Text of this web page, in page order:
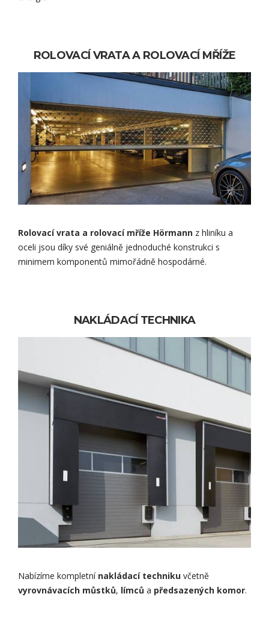
ROLOVACÍ VRATA A ROLOVACÍ MŘÍŽE
Rolovací vrata a rolovací mříže Hörmann z hliníku a
oceli jsou díky své geniálně jednoduché konstrukci s
minimem komponentů mimořádně hospodárné.
NAKLÁDACÍ TECHNIKA
Nabízíme kompletní nakládací techniku včetně
vyrovnávacích můstků, límců a předsazených komor.